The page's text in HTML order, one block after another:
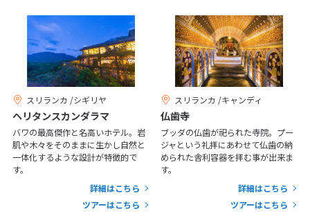
スリランカ /シギリヤ
ヘリタンスカンダラマ
バワの最高傑作と名高いホテル。岩
肌や木々をそのままに生かし自然と
一体化するような設計が特徴的で
す。
詳細はこちら
ツアーはこちら
スリランカ /キャンディ
仏歯寺
ブッダの仏歯が祀られた寺院。プー
ジャという礼拝にあわせて仏歯の納
められた舎利容器を拝む事が出来ま
す。
詳細はこちら
ツアーはこちら
20
21 22 24 25
26
27
29 31
2027年1月 1月未定
3
4 5 7 8
9
10
11 12 14 15
16
19
23
25 26 29
30